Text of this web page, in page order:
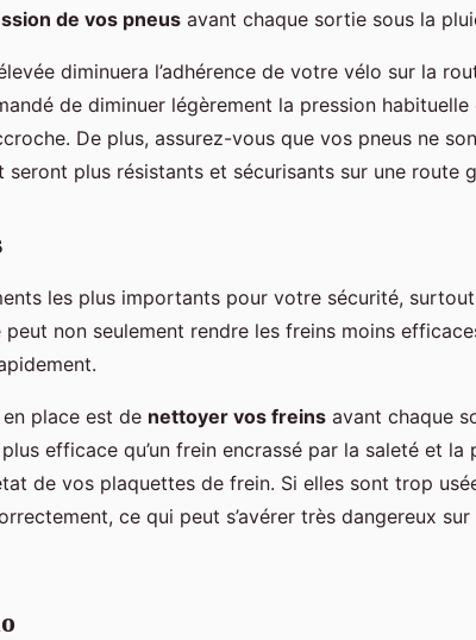
de vos pneus avant chaque sortie sous la
diminuera l’adhérence de votre vélo sur la
de diminuer légèrement la pression habituelle
De plus, assurez-vous que vos pneus ne
seront plus résistants et sécurisants sur une route
les plus importants pour votre sécurité, surtout
non seulement rendre les freins moins
place est de nettoyer vos freins avant chaque
efficace qu’un frein encrassé par la saleté et la
de vos plaquettes de frein. Si elles sont trop
ce qui peut s’avérer très dangereux